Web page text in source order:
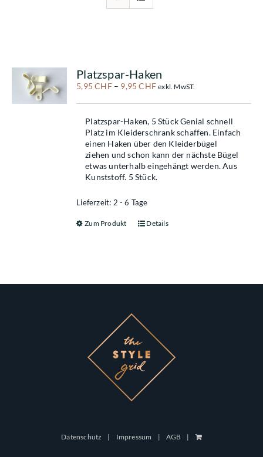
Platzspar-Haken
5,95CHF– 9,95CHF exkl. MwST.
Platzspar-Haken, 5 Stück Genial schnell
Platz im Kleiderschrank schaffen. Einfach
einen Haken über den Kleiderbügel
ziehen und schon kann der nächste Bügel
etwas unterhalb eingehängt werden. Aus
Kunststoff. 5 Stück.
Lieferzeit: 2 - 6 Tage
Zum Produkt Details
Datenschutz Impressum AGB